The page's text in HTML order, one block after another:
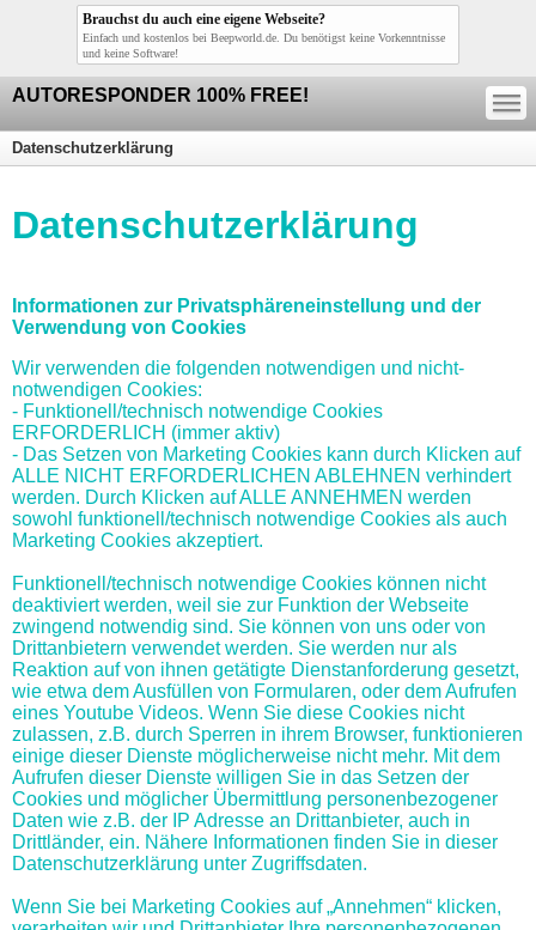
Brauchst du auch eine eigene Webseite?
Einfach und kostenlos bei Beepworld.de. Du benötigst keine Vorkenntnisse
und keine Software!
AUTORESPONDER 100% FREE! —
—
—
Datenschutzerklärung
Datenschutzerklärung
Informationen zur Privatsphäreneinstellung und der
Verwendung von Cookies
Wir verwenden die folgenden notwendigen und nicht-
notwendigen Cookies:
- Funktionell/technisch notwendige Cookies
ERFORDERLICH (immer aktiv)
- Das Setzen von Marketing Cookies kann durch Klicken auf
ALLE NICHT ERFORDERLICHEN ABLEHNEN verhindert
werden. Durch Klicken auf ALLE ANNEHMEN werden
sowohl funktionell/technisch notwendige Cookies als auch
Marketing Cookies akzeptiert.
Funktionell/technisch notwendige Cookies können nicht
deaktiviert werden, weil sie zur Funktion der Webseite
zwingend notwendig sind. Sie können von uns oder von
Drittanbietern verwendet werden. Sie werden nur als
Reaktion auf von ihnen getätigte Dienstanforderung gesetzt,
wie etwa dem Ausfüllen von Formularen, oder dem Aufrufen
eines Youtube Videos. Wenn Sie diese Cookies nicht
zulassen, z.B. durch Sperren in ihrem Browser, funktionieren
einige dieser Dienste möglicherweise nicht mehr. Mit dem
Aufrufen dieser Dienste willigen Sie in das Setzen der
Cookies und möglicher Übermittlung personenbezogener
Daten wie z.B. der IP Adresse an Drittanbieter, auch in
Drittländer, ein. Nähere Informationen finden Sie in dieser
Datenschutzerklärung unter Zugriffsdaten.
Wenn Sie bei Marketing Cookies auf „Annehmen“ klicken,